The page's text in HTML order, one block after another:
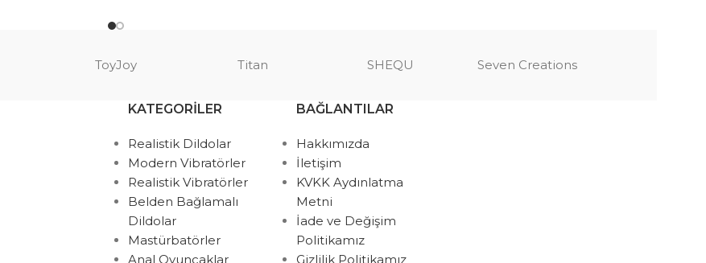
ToyJoy Titan SHEQU Seven Creations
KATEGORILER
Realistik Dildolar
Modern Vibratörler
Realistik Vibratörler
Belden Bağlamalı
Dildolar
Mastürbatörler
Anal Oyuncaklar
BAĞLANTILAR
Hakkımızda
İletişim
KVKK Aydınlatma
Metni
İade ve Değişim
Politikamız
Gizlilik Politikamız